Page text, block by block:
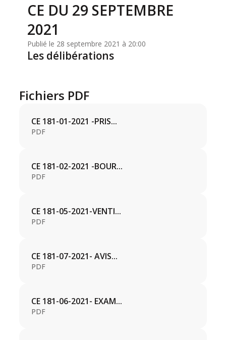
CE DU 29 SEPTEMBRE
2021
Publié le 28 septembre 2021 à 20:00
Les délibérations
Fichiers PDF
CE 181-01-2021 -PRIS...
PDF
CE 181-02-2021 -BOUR...
PDF
CE 181-05-2021-VENTI...
PDF
CE 181-07-2021- AVIS...
PDF
CE 181-06-2021- EXAM...
PDF